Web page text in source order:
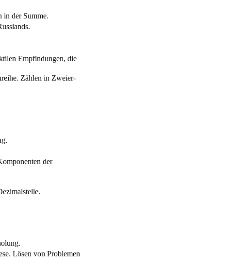
in der Summe.
Empfindungen, die
Zählen in Zweier-
der
Lösen von Problemen